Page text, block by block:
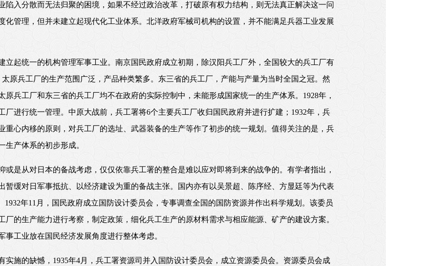
陷入分散而无法归聚的困境，如果不经过政治改革，打破原有权力结构，则无法真正解决这一问
化管理，但并未建立起现代化工业体系。北洋政府军械司机构的设置，并不能满足兵器工业发展
立起统一的机构管理军事工业。南京国民政府成立初期，除汉阳兵工厂外，全国较大的兵工厂有
原兵工厂的生产范围广泛，产品种类繁多。东三省的兵工厂，产能与产量为当时全国之冠。然
兵工厂和东三省的兵工厂均不在政府的实际控制中，未能形成国家统一的生产体系。1928年，
厂进行统一管理。中原大战前，兵工署将6个主要兵工厂收归国民政府并进行扩建；1932年，兵
重心内移的原则，对兵工厂的选址、武器装备的生产等作了初步的统一规划。值得关注的是，兵
生产体系的初步形成。
或是从对日本的备战考虑，仅仅依靠兵工署的整合是难以应对即将到来的战争的。有学者指出，
暂缓对日军事抵抗、以经济建设为重的备战主张。国内亦有以吴景超、陈序经、方显廷等为代表
1932年11月，国民政府成立国防设计委员会，专事调查全国的国防资源并作出科学规划。该委员
的生产能力进行考察，制定政策，细化兵工生产的原材料需求与相应能源、矿产的建设方案。
工业放在国民经济发展角度进行整体考虑。
实施的缺憾，1935年4月，兵工署资源司并入国防设计委员会，成立资源委员会。资源委员会成